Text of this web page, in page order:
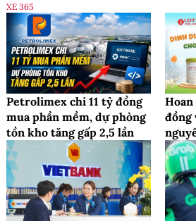
XE 365
Petrolimex chi 11 tỷ đồng
mua phần mềm, dự phòng
tồn kho tăng gấp 2,5 lần
đồng